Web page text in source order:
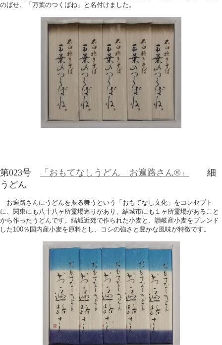
のばせ、「万葉のつくばね」と名付けました。
第023号 「おもてなしうどん お遍路さん®」
細
うどん
お遍路さんにうどんを振る舞うという「おもてなし文化」をコンセプト
に、関東にも八十八ヶ所霊場巡りがあり、結城市にも１ヶ所霊場があること
から作ったうどんです。結城近郊で作られた小麦と、讃岐産小麦をブレンド
した100％国内産小麦を原料とし、コシの強さと豊かな風味が特徴です。